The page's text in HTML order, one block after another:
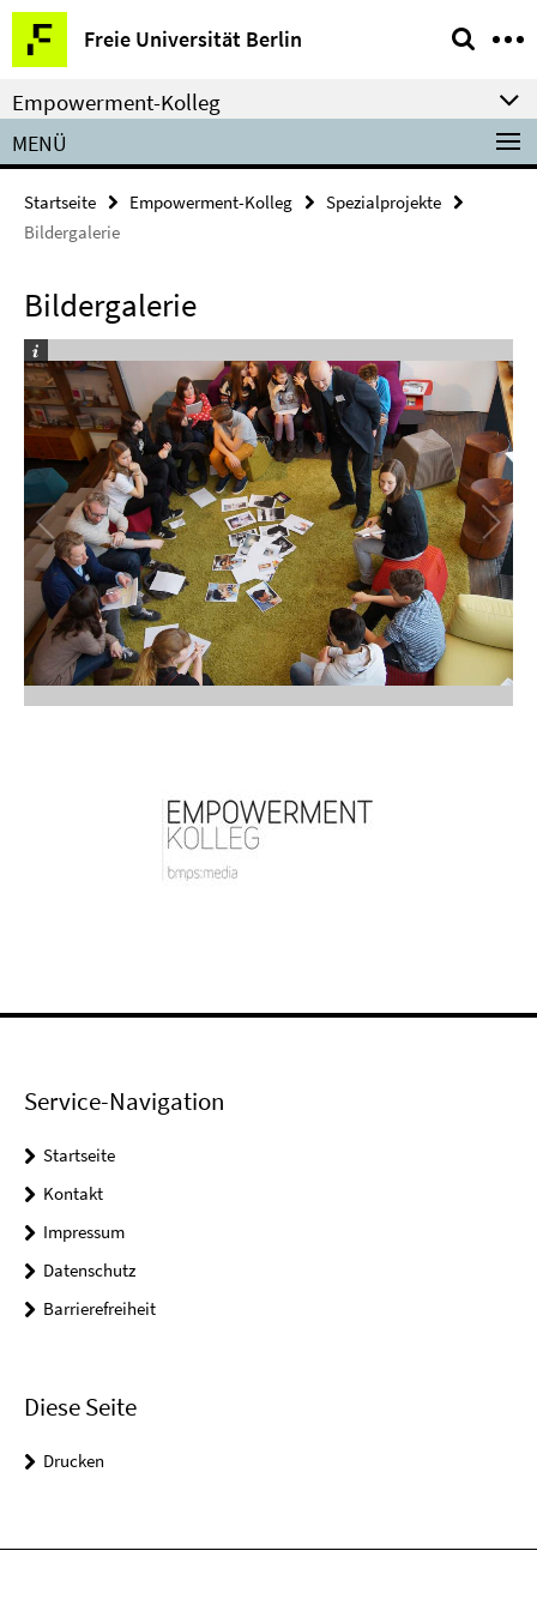
Springe
direkt
zu
Inhalt
Freie Universität Berlin
Service-
Navigation
Empowerment-Kolleg
MENÜ
Startseite Empowerment-Kolleg
Spezialprojekte
Bildergalerie
Bildergalerie
Service-Navigation
Startseite
Kontakt
Impressum
Datenschutz
Barrierefreiheit
Diese Seite
Drucken